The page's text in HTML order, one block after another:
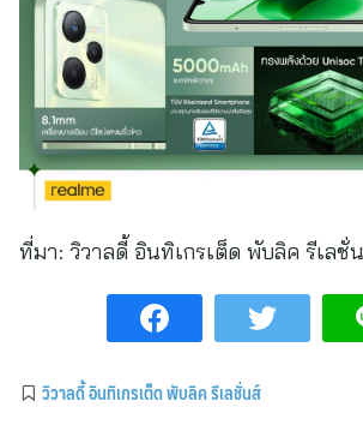
ที่มา: วิวาลดี้ อินทิเกรเต็ด พับลิค รีเลชั่
วิวาลดี้ อินทิเกรเต็ด พับลิค รีเลชั่นส์